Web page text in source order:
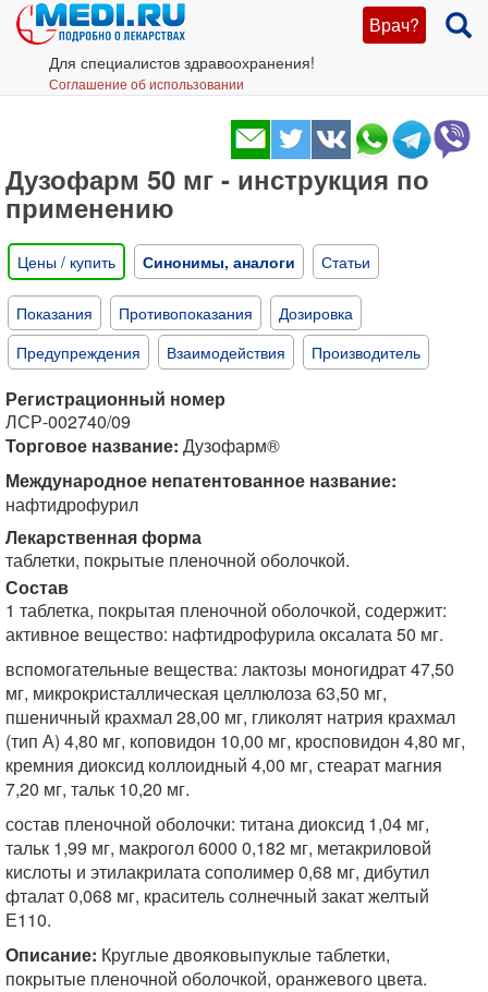
Врач?
Для специалистов здравоохранения!
Соглашение об использовании
Дузофарм 50 мг - инструкция по
применению
Цены / купить Синонимы, аналоги Статьи
Показания Противопоказания
Дозировка
Предупреждения
Взаимодействия Производитель
Регистрационный номер
ЛСР-002740/09
Торговое название: Дузофарм®
Международное непатентованное название:
нафтидрофурил
Лекарственная форма
таблетки, покрытые пленочной оболочкой.
Состав
1 таблетка, покрытая пленочной оболочкой, содержит:
активное вещество: нафтидрофурила оксалата 50 мг.
вспомогательные вещества: лактозы моногидрат 47,50
мг, микрокристаллическая целлюлоза 63,50 мг,
пшеничный крахмал 28,00 мг, гликолят натрия крахмал
(тип А) 4,80 мг, коповидон 10,00 мг, кросповидон 4,80 мг,
кремния диоксид коллоидный 4,00 мг, стеарат магния
7,20 мг, тальк 10,20 мг.
состав пленочной оболочки: титана диоксид 1,04 мг,
тальк 1,99 мг, макрогол 6000 0,182 мг, метакриловой
кислоты и этилакрилата сополимер 0,68 мг, дибутил
фталат 0,068 мг, краситель солнечный закат желтый
Е110.
Описание: Круглые двояковыпуклые таблетки,
покрытые пленочной оболочкой, оранжевого цвета.